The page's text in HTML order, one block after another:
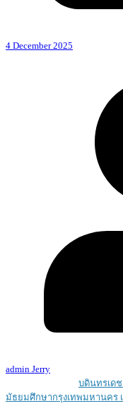
4 December 2025
admin Jerry
บดินทรเด
มัธยมศึกษากรุงเทพมหานคร